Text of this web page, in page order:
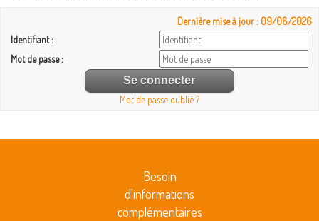
Dernière mise à jour : 09/08/2026
Identifiant :
Mot de passe :
Mot de passe oublié ?
Besoin
d'informations
complémentaires